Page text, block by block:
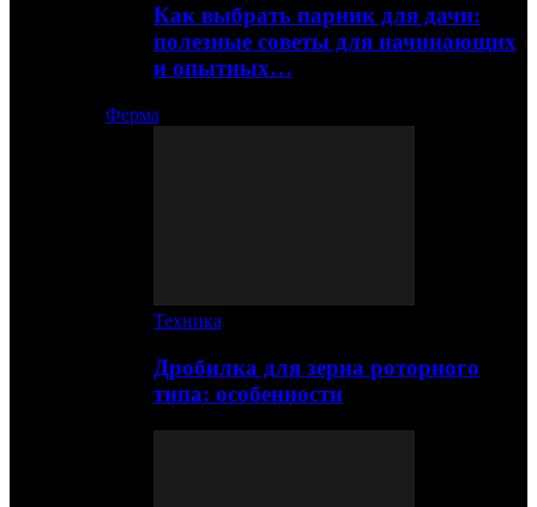
Как выбрать парник для дачи:
полезные советы для начинающих
и опытных…
Ферма
Техника
Дробилка для зерна роторного
типа: особенности